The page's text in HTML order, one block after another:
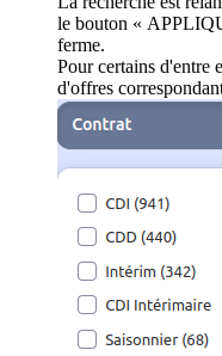
le bouton «
ferme.
Pour certains d'entre
d'offres